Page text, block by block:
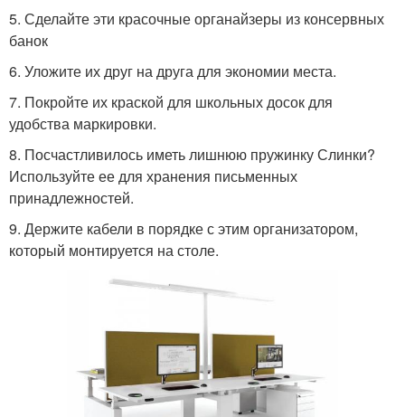
5. Сделайте эти красочные органайзеры из консервных
банок
6. Уложите их друг на друга для экономии места.
7. Покройте их краской для школьных досок для
удобства маркировки.
8. Посчастливилось иметь лишнюю пружинку Слинки?
Используйте ее для хранения письменных
принадлежностей.
9. Держите кабели в порядке с этим организатором,
который монтируется на столе.